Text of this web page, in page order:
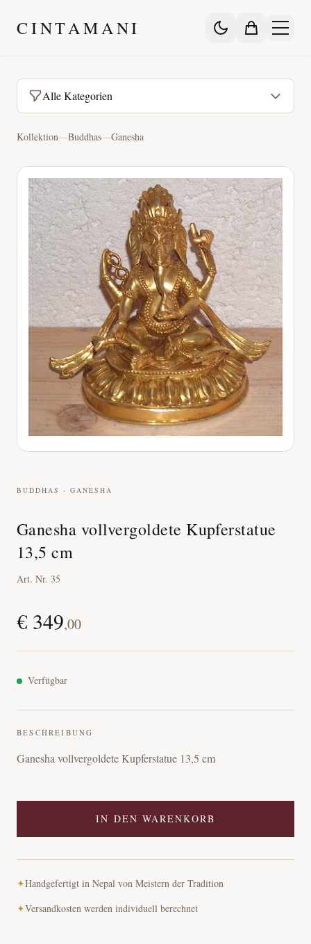
CINTAMANI
Alle Kategorien
Kollektion—Buddhas—Ganesha
BUDDHAS - GANESHA
Ganesha vollvergoldete Kupferstatue
13,5 cm
Art. Nr. 35
€ 349,00
Verfügbar
BESCHREIBUNG
Ganesha vollvergoldete Kupferstatue 13,5 cm
IN DEN WARENKORB
✦Handgefertigt in Nepal von Meistern der Tradition
✦Versandkosten werden individuell berechnet